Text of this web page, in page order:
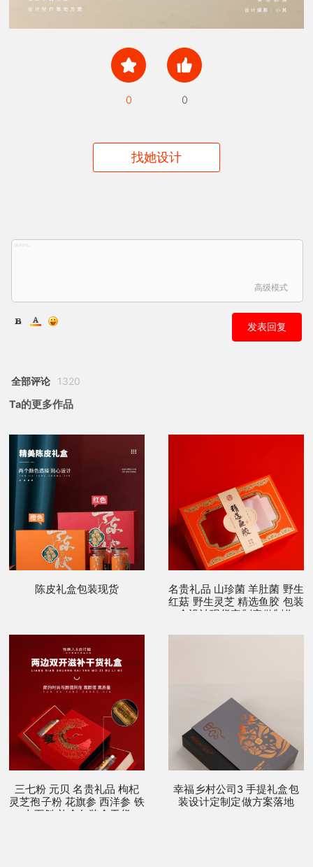
0 0
找她设计
高级模式
发表回复
全部评论 1320
Ta的更多作品
陈皮礼盒包装现货
名贵礼品 山珍菌 羊肚菌 野生
红菇 野生灵芝 精选鱼胶 包装
盒设计现货定制定做制作
三七粉 元贝 名贵礼品 枸杞
灵芝孢子粉 花旗参 西洋参 铁
皮石斛 礼盒包装盒干货
幸福乡村公司3 手提礼盒包
装设计定制定做方案落地